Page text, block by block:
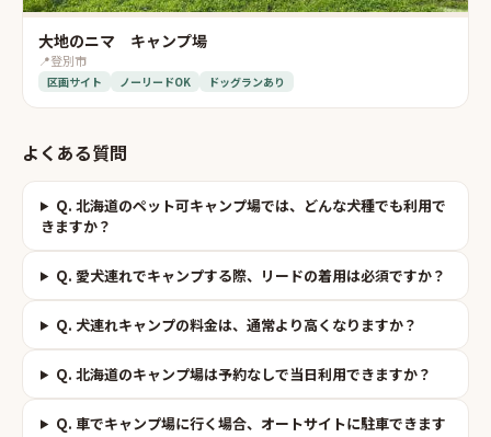
大地のニマ キャンプ場
📍登別市
区画サイト ノーリードOK ドッグランあり
よくある質問
Q. 北海道のペット可キャンプ場では、どんな犬種でも利用で
きますか？
Q. 愛犬連れでキャンプする際、リードの着用は必須ですか？
Q. 犬連れキャンプの料金は、通常より高くなりますか？
Q. 北海道のキャンプ場は予約なしで当日利用できますか？
Q. 車でキャンプ場に行く場合、オートサイトに駐車できます